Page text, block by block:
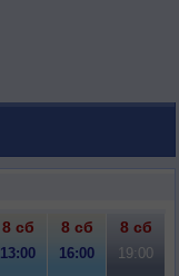
8 сб 8 сб 8 сб
13:00 16:00 19:00